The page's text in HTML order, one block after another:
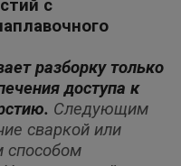
с
разборку только
доступа к
Следующим
сваркой или